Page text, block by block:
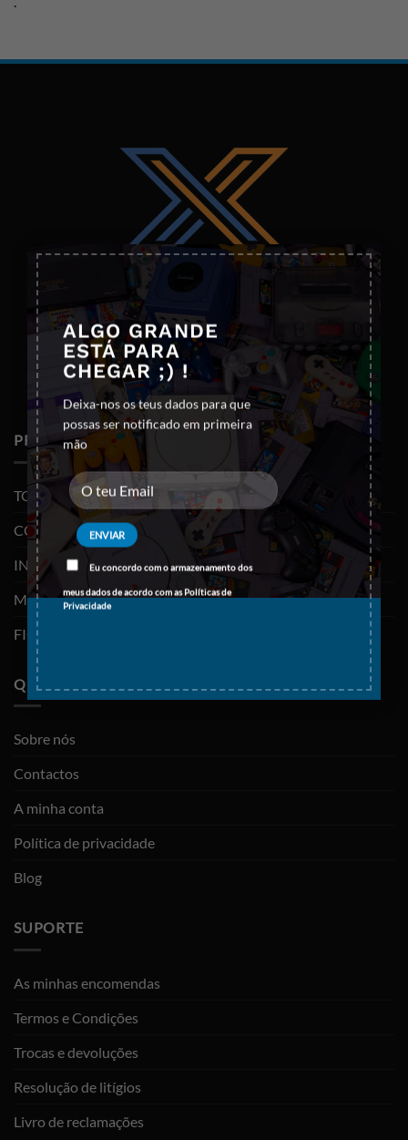
ALGO GRANDE
ESTÁ PARA
CHEGAR ;) !
Deixa-nos os teus dados para que
possas ser notificado em primeira
mão
Eu concordo com o armazenamento dos
meus dados de acordo com asPolíticas de
Privacidade
×
PRODUTOS
TODOS OS PRODUTOS
CONSOLAS E VIDEOJOGOS
INFORMÁTICA
MOBILIDADE
FIGURAS FUNKO POP
QUEM SOMOS
Sobre nós
Contactos
A minha conta
Política de privacidade
Blog
SUPORTE
As minhas encomendas
Termos e Condições
Trocas e devoluções
Resolução de litígios
Livro de reclamações